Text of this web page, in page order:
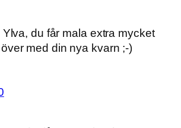
Ylva, du får mala extra mycket
med din nya kvarn ;-)